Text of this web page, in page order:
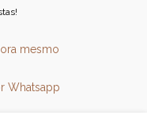
mesmo
Whatsapp